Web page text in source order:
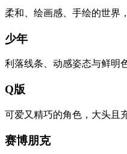
柔和、绘画感、手绘的世界
少年
利落线条、动感姿态与鲜明
Q版
可爱又精巧的角色，大头且
赛博朋克